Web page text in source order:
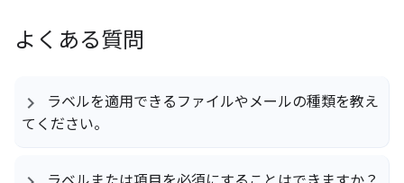
よくある質問
ラベルを適用できるファイルやメールの種類を教え
てください。